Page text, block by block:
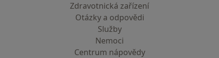
Zdravotnická zařízení
Otázky a odpovědi
Služby
Nemoci
Centrum nápovědy